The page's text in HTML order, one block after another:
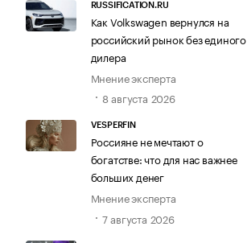
RUSSIFICATION.RU
Как Volkswagen вернулся на
российский рынок без единого
дилера
Мнение эксперта
8 августа 2026
VESPERFIN
Россияне не мечтают о
богатстве: что для нас важнее
больших денег
Мнение эксперта
7 августа 2026